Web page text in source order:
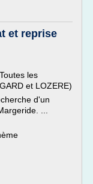
et reprise
les
et LOZERE)
d'un
...